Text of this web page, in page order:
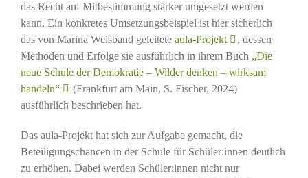
das Recht auf Mitbestimmung stärker umgesetzt werden
kann. Ein konkretes Umsetzungsbeispiel ist hier sicherlich
das von Marina Weisband geleitete aula-Projekt
, dessen
Methoden und Erfolge sie ausführlich in ihrem Buch „Die
neue Schule der Demokratie – Wilder denken – wirksam
handeln“
(Frankfurt am Main, S. Fischer, 2024)
ausführlich beschrieben hat.
Das aula-Projekt hat sich zur Aufgabe gemacht, die
Beteiligungschancen in der Schule für Schüler:innen deutlich
zu erhöhen. Dabei werden Schüler:innen nicht nur